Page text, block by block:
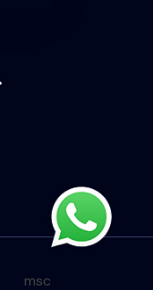
msc